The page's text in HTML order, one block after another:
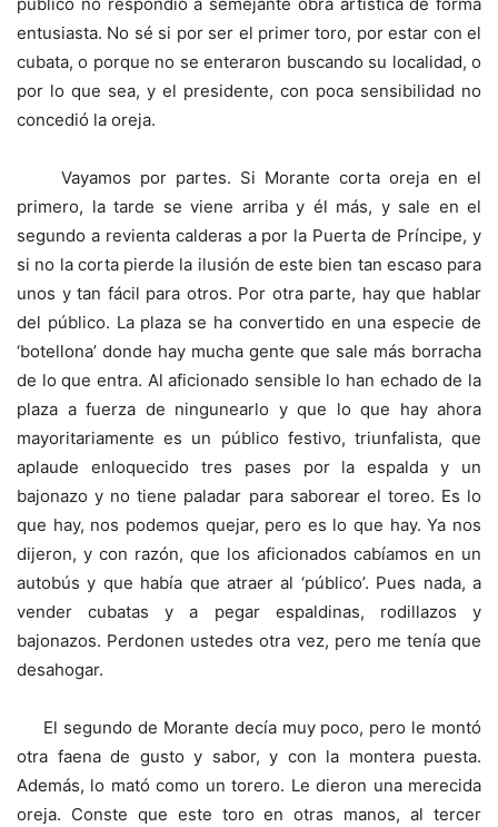
público no respondió a semejante obra artística de forma
entusiasta. No sé si por ser el primer toro, por estar con el
cubata, o porque no se enteraron buscando su localidad, o
por lo que sea, y el presidente, con poca sensibilidad no
concedió la oreja.
Vayamos por partes. Si Morante corta oreja en el
primero, la tarde se viene arriba y él más, y sale en el
segundo a revienta calderas a por la Puerta de Príncipe, y
si no la corta pierde la ilusión de este bien tan escaso para
unos y tan fácil para otros. Por otra parte, hay que hablar
del público. La plaza se ha convertido en una especie de
‘botellona’ donde hay mucha gente que sale más borracha
de lo que entra. Al aficionado sensible lo han echado de la
plaza a fuerza de ningunearlo y que lo que hay ahora
mayoritariamente es un público festivo, triunfalista, que
aplaude enloquecido tres pases por la espalda y un
bajonazo y no tiene paladar para saborear el toreo. Es lo
que hay, nos podemos quejar, pero es lo que hay. Ya nos
dijeron, y con razón, que los aficionados cabíamos en un
autobús y que había que atraer al ‘público’. Pues nada, a
vender cubatas y a pegar espaldinas, rodillazos y
bajonazos. Perdonen ustedes otra vez, pero me tenía que
desahogar.
El segundo de Morante decía muy poco, pero le montó
otra faena de gusto y sabor, y con la montera puesta.
Además, lo mató como un torero. Le dieron una merecida
oreja. Conste que este toro en otras manos, al tercer